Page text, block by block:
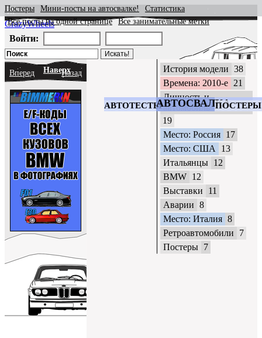
CrazyWheels
АВТОТЕСТЫАВТОСВАЛКАПОСТЕРЫ
Постеры Мини-посты на автосвалке!
Статистика
Все посты на одной странице
Все занимательные метки
Войти:
Вперед НаверхНазад История модели 38
Времена: 2010-е 21
Личность и
автомобиль
19
Место: Россия 17
Место: США
13
Итальянцы 12
BMW 12
Выставки
11
Аварии 8
Место: Италия 8
Ретроавтомобили
7
Постеры 7